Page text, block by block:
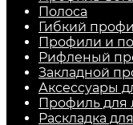
Полоса
Гибкий
Профили и
Рифленый
Закладной
Аксессуары
Профиль для
Раскладка